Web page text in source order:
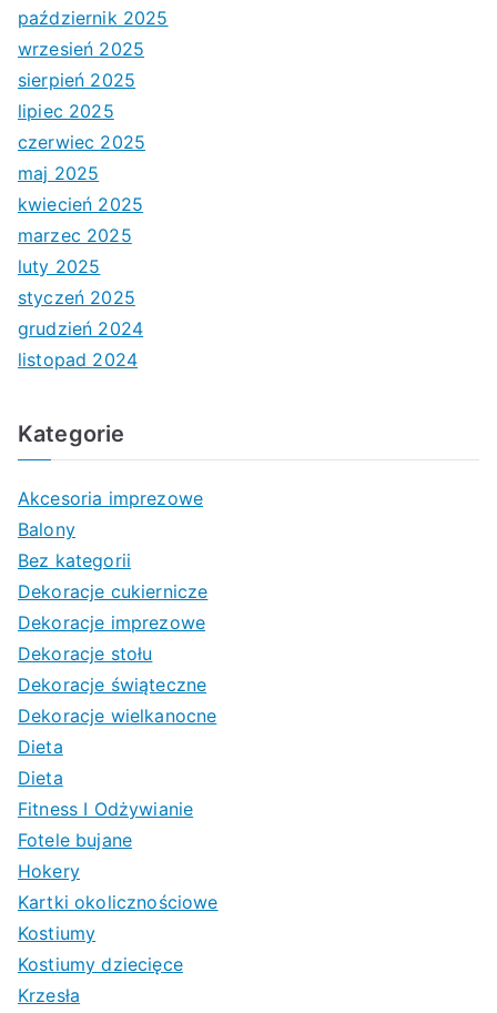
październik 2025
wrzesień 2025
sierpień 2025
lipiec 2025
czerwiec 2025
maj 2025
kwiecień 2025
marzec 2025
luty 2025
styczeń 2025
grudzień 2024
listopad 2024
Kategorie
Akcesoria imprezowe
Balony
Bez kategorii
Dekoracje cukiernicze
Dekoracje imprezowe
Dekoracje stołu
Dekoracje świąteczne
Dekoracje wielkanocne
Dieta
Dieta
Fitness I Odżywianie
Fotele bujane
Hokery
Kartki okolicznościowe
Kostiumy
Kostiumy dziecięce
Krzesła